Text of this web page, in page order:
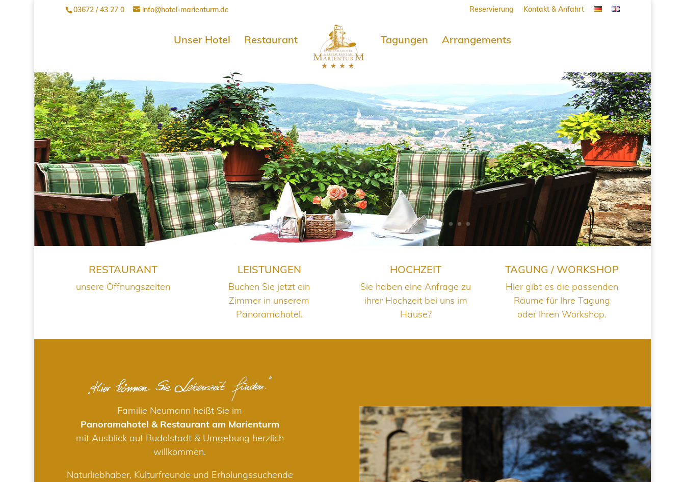
03672 / 43 27 0 info@hotel-marienturm.de Reservierung Kontakt & Anfahrt
Unser Hotel Restaurant Tagungen Arrangements
RESTAURANT
unsere Öffnungszeiten
LEISTUNGEN
Buchen Sie jetzt ein
Zimmer in unserem
Panoramahotel.
HOCHZEIT
Sie haben eine Anfrage zu
ihrer Hochzeit bei uns im
Hause?
TAGUNG / WORKSHOP
Hier gibt es die passenden
Räume für Ihre Tagung
oder Ihren Workshop.
Familie Neumann heißt Sie im
Panoramahotel & Restaurant am Marienturm
mit Ausblick auf Rudolstadt & Umgebung herzlich
willkommen.
Naturliebhaber, Kulturfreunde und Erholungssuchende